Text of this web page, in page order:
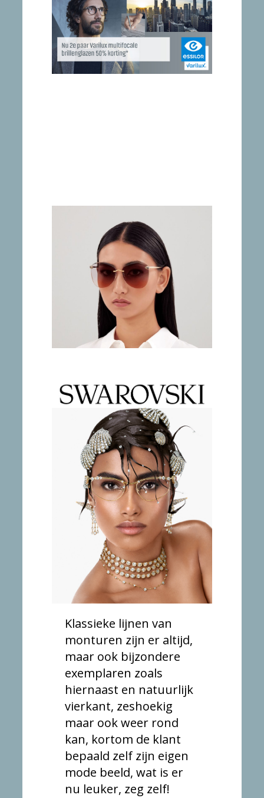
Klassieke lijnen van
monturen zijn er altijd,
maar ook bijzondere
exemplaren zoals
hiernaast en natuurlijk
vierkant, zeshoekig
maar ook weer rond
kan, kortom de klant
bepaald zelf zijn eigen
mode beeld, wat is er
nu leuker, zeg zelf!